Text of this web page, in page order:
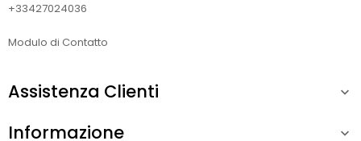
+33427024036
Modulo di Contatto
Assistenza Clienti 
Informazione 